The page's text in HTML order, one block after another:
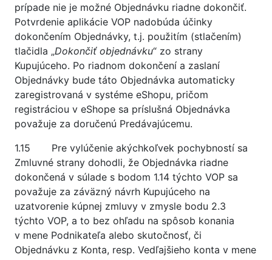
prípade nie je možné Objednávku riadne dokončiť.
Potvrdenie aplikácie VOP nadobúda účinky
dokončením Objednávky, t.j. použitím (stlačením)
tlačidla „Dokončiť objednávku“ zo strany
Kupujúceho. Po riadnom dokončení a zaslaní
Objednávky bude táto Objednávka automaticky
zaregistrovaná v systéme eShopu, pričom
registráciou v eShope sa príslušná Objednávka
považuje za doručenú Predávajúcemu.
1.15 Pre vylúčenie akýchkoľvek pochybností sa
Zmluvné strany dohodli, že Objednávka riadne
dokončená v súlade s bodom 1.14 týchto VOP sa
považuje za záväzný návrh Kupujúceho na
uzatvorenie kúpnej zmluvy v zmysle bodu 2.3
týchto VOP, a to bez ohľadu na spôsob konania
v mene Podnikateľa alebo skutočnosť, či
Objednávku z Konta, resp. Vedľajšieho konta v mene